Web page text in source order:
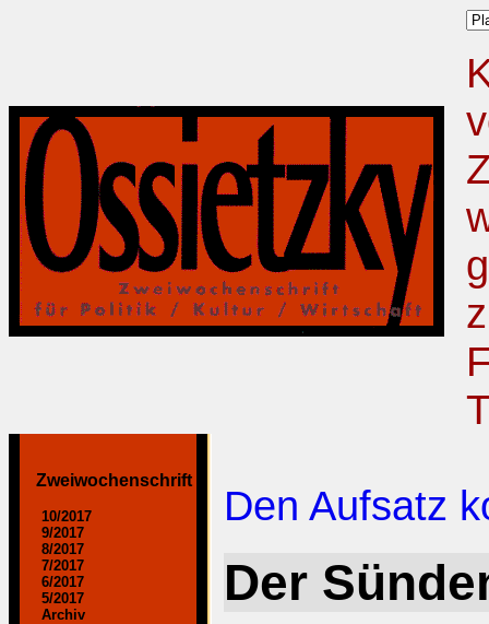
Zweiwochenschrift
10/2017
9/2017
8/2017
7/2017
6/2017
5/2017
Archiv
Den Aufsatz
Der